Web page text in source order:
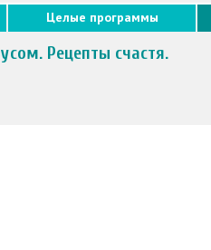
Целые программы
Рецепты счастя.